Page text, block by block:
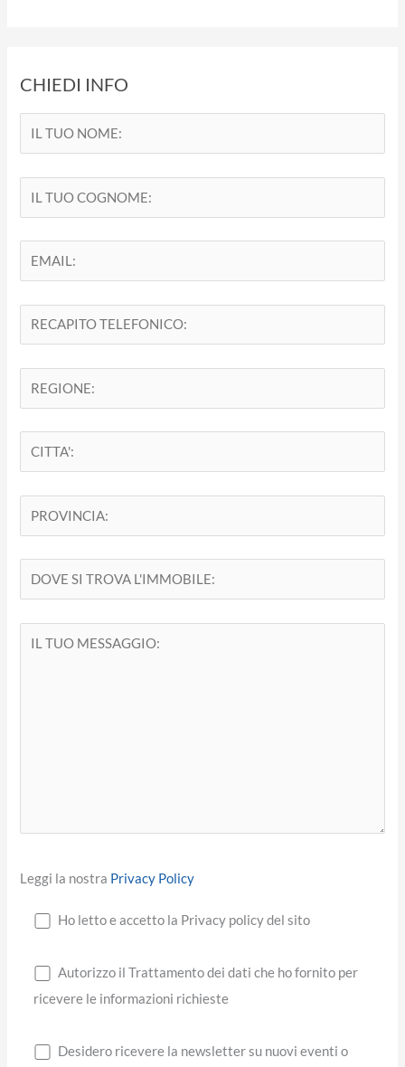
CHIEDI INFO
Leggi la nostra Privacy Policy
Ho letto e accetto la Privacy policy del sito
Autorizzo il Trattamento dei dati che ho fornito per
ricevere le informazioni richieste
Desidero ricevere la newsletter su nuovi eventi o